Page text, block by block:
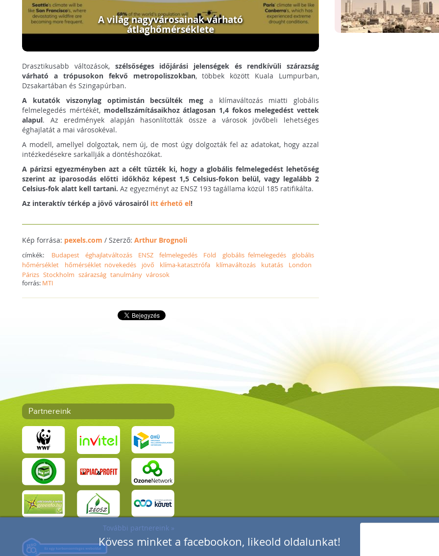
Kövess minket a facebookon, likeold oldalunkat!
A világ nagyvárosainak várható
átlaghőmérséklete
Drasztikusabb változások, szélsőséges időjárási jelenségek és rendkívüli szárazság
várható a trópusokon fekvő metropoliszokban, többek között Kuala Lumpurban,
Dzsakartában és Szingapúrban.
A kutatók viszonylag optimistán becsülték meg a klímaváltozás miatti globális
felmelegedés mértékét, modellszámításaikhoz átlagosan 1,4 fokos melegedést vettek
alapul. Az eredmények alapján hasonlították össze a városok jövőbeli lehetséges
éghajlatát a mai városokéval.
A modell, amellyel dolgoztak, nem új, de most úgy dolgozták fel az adatokat, hogy azzal
intézkedésekre sarkallják a döntéshozókat.
A párizsi egyezményben azt a célt tűzték ki, hogy a globális felmelegedést lehetőség
szerint az iparosodás előtti időkhöz képest 1,5 Celsius-fokon belül, vagy legalább 2
Celsius-fok alatt kell tartani. Az egyezményt az ENSZ 193 tagállama közül 185 ratifikálta.
Az interaktív térkép a jövő városairól itt érhető el!
Kép forrása: pexels.com / Szerző:Arthur Brognoli
címkék: Budapest éghajlatváltozás ENSZ felmelegedés Föld globális felmelegedés
globális
hőmérséklet
hőmérséklet növekedés jövő klíma-katasztrófa klímaváltozás kutatás
London
Párizs Stockholm szárazság tanulmány városok
forrás: MTI
Partnereink
További partnereink »